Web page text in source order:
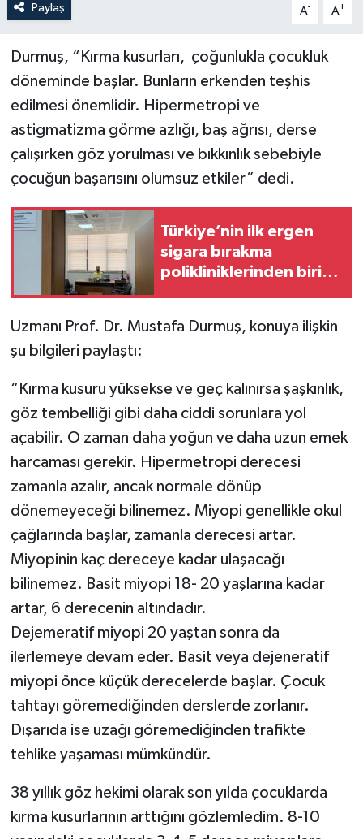
Paylaş A- A+
Durmuş, “Kırma kusurları, çoğunlukla çocukluk
döneminde başlar. Bunların erkenden teşhis
edilmesi önemlidir. Hipermetropi ve
astigmatizma görme azlığı, baş ağrısı, derse
çalışırken göz yorulması ve bıkkınlık sebebiyle
çocuğun başarısını olumsuz etkiler” dedi.
Türkiye’nin ilk ergen
sigara bırakma
polikliniklerinden biri
Uzmanı Prof. Dr. Mustafa Durmuş, konuya ilişkin
şu bilgileri paylaştı:
“Kırma kusuru yüksekse ve geç kalınırsa şaşkınlık,
göz tembelliği gibi daha ciddi sorunlara yol
açabilir. O zaman daha yoğun ve daha uzun emek
harcaması gerekir. Hipermetropi derecesi
zamanla azalır, ancak normale dönüp
dönemeyeceği bilinemez. Miyopi genellikle okul
çağlarında başlar, zamanla derecesi artar.
Miyopinin kaç dereceye kadar ulaşacağı
bilinemez. Basit miyopi 18- 20 yaşlarına kadar
artar, 6 derecenin altındadır.
Dejemeratif miyopi 20 yaştan sonra da
ilerlemeye devam eder. Basit veya dejeneratif
miyopi önce küçük derecelerde başlar. Çocuk
tahtayı göremediğinden derslerde zorlanır.
Dışarıda ise uzağı göremediğinden trafikte
tehlike yaşaması mümkündür.
38 yıllık göz hekimi olarak son yılda çocuklarda
kırma kusurlarının arttığını gözlemledim. 8-10